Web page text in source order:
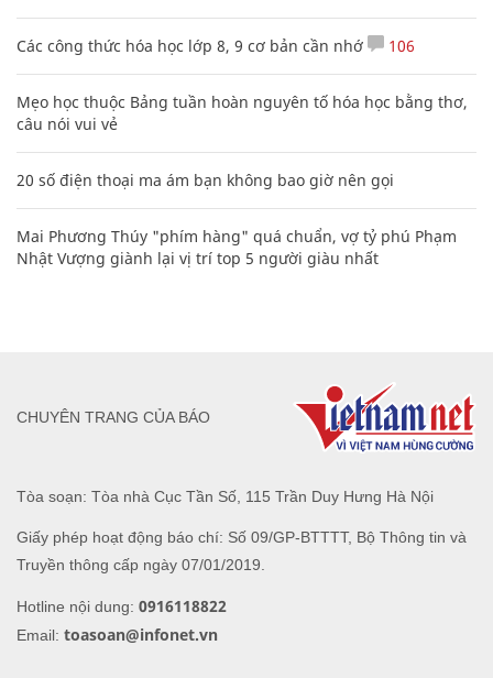
Các công thức hóa học lớp 8, 9 cơ bản cần nhớ 106
Mẹo học thuộc Bảng tuần hoàn nguyên tố hóa học bằng thơ,
câu nói vui vẻ
20 số điện thoại ma ám bạn không bao giờ nên gọi
Mai Phương Thúy "phím hàng" quá chuẩn, vợ tỷ phú Phạm
Nhật Vượng giành lại vị trí top 5 người giàu nhất
Tòa soạn: Tòa nhà Cục Tần Số, 115 Trần Duy Hưng Hà Nội
Giấy phép hoạt động báo chí: Số 09/GP-BTTTT, Bộ Thông tin và
Truyền thông cấp ngày 07/01/2019.
Hotline nội dung: 0916118822
Email: toasoan@infonet.vn
CHUYÊN TRANG CỦA BÁO